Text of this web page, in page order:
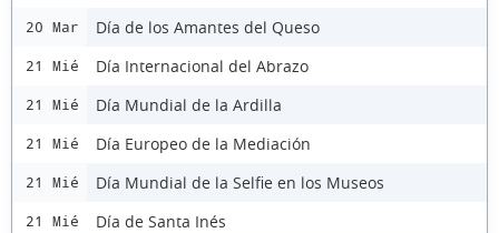
20 Mar Día de los Amantes del Queso
21 Mié Día Internacional del Abrazo
21 Mié Día Mundial de la Ardilla
21 Mié Día Europeo de la Mediación
21 Mié Día Mundial de la Selfie en los Museos
21 Mié Día de Santa Inés